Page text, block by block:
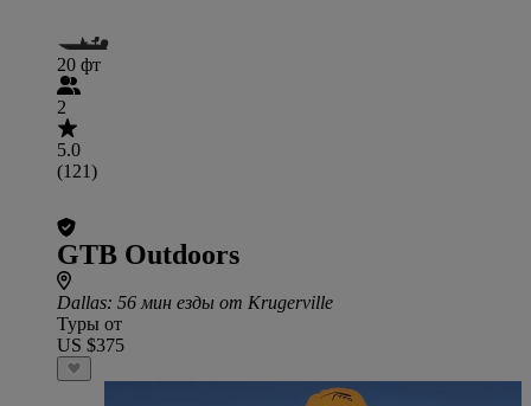
20 фт
2
5.0
(121)
GTB Outdoors
Dallas: 56 мин езды от Krugerville
Туры от
US $375